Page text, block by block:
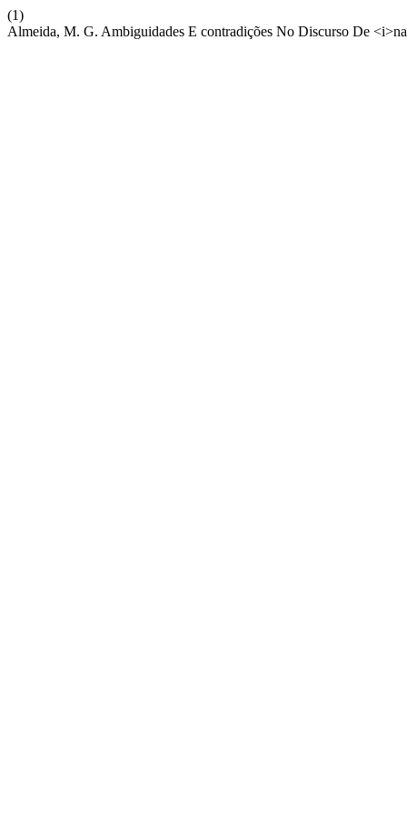
(1)
Almeida, M. G. Ambiguidades E contradições No Discurso De